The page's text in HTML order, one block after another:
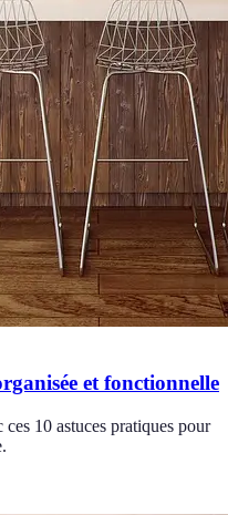
et fonctionnelle
10 astuces pratiques pour